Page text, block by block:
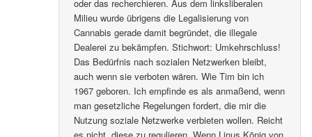
oder das recherchieren. Aus dem linksliberalen
Milieu wurde übrigens die Legalisierung von
Cannabis gerade damit begründet, die illegale
Dealerei zu bekämpfen. Stichwort: Umkehrschluss!
Das Bedürfnis nach sozialen Netzwerken bleibt,
auch wenn sie verboten wären. Wie Tim bin ich
1967 geboren. Ich empfinde es als anmaßend, wenn
man gesetzliche Regelungen fordert, die mir die
Nutzung soziale Netzwerke verbieten wollen. Reicht